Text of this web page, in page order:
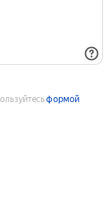
формой